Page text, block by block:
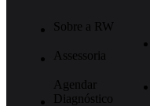
Sobre a RW
Assessoria
Agendar
Diagnóstico